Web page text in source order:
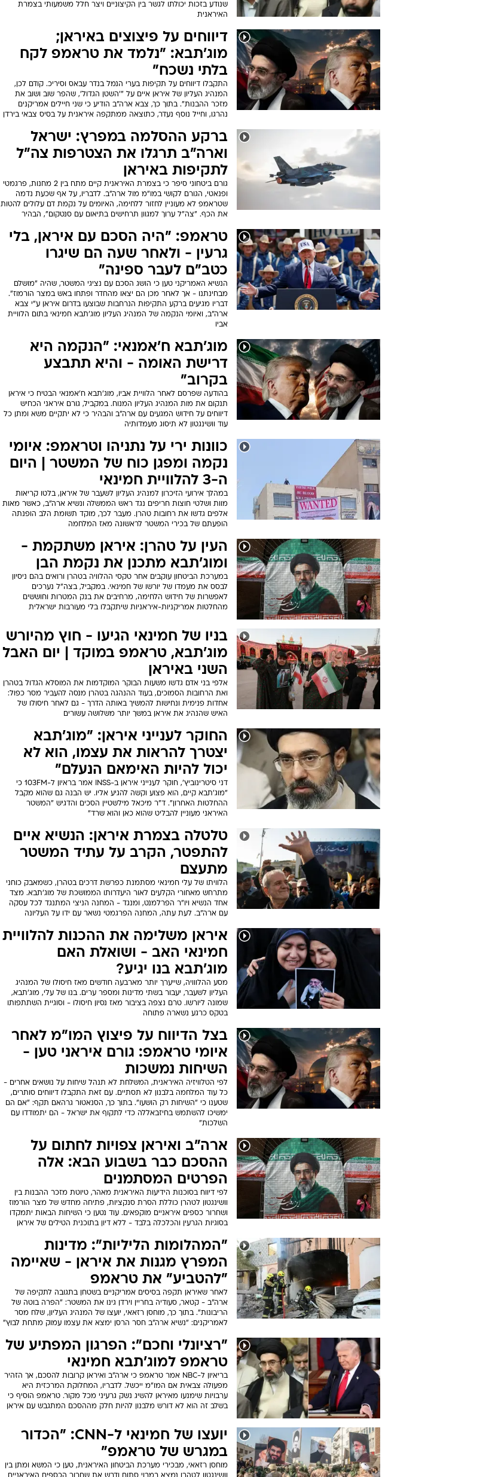
שנודע בזכות יכולתו לגשר בין הקיצוניים ויצר חלל משמעותי בצמרת
האיראנית
דיווחים על פיצוצים באיראן;
מוג'תבא: "נלמד את טראמפ לקח
בלתי נשכח"
התקבלו דיווחים על תקיפות בערי הנמל בנדר עבאס וסיריכ. קודם לכן,
המנהיג העליון של איראן איים על "'השטן הגדול', שהפר שוב ושוב את
מזכר ההבנות". בתוך כך, צבא ארה"ב הודיע כי שני חיילים אמריקנים
נהרגו, וחייל נוסף נעדר, כתוצאה ממתקפה איראנית על בסיס צבאי בירדן
ברקע ההסלמה במפרץ: ישראל
וארה"ב תרגלו את הצטרפות צה"ל
לתקיפות באיראן
גורם ביטחוני סיפר כי בצמרת האיראנית קיים מתח בין 2 מחנות, פרגמטי
ופנאטי, הגורם לקושי במו"מ מול ארה"ב. לדבריו, על אף שכעת נדמה
שטראמפ לא מעוניין לחזור ללחימה, האיומים על נקמת דם עלולים להטות
את הכף. "צה"ל ערוך למגוון תרחישים בתיאום עם סנטקום", הבהיר
טראמפ: "היה הסכם עם איראן, בלי
גרעין - ולאחר שעה הם שיגרו
כטב"ם לעבר ספינה"
הנשיא האמריקני טען כי הושג הסכם עם נציגי המשטר, שהיה "מושלם
מבחינתנו - אך לאחר מכן הם יצאו מהחדר ופתחו באש במצר הורמוז".
דבריו מגיעים ברקע התקיפות הנרחבות שבוצעו בדרום איראן ע"י צבא
ארה"ב, ואיומי הנקמה של המנהיג העליון מוג'תבא חמינאי בתום הלוויית
אביו
מוג'תבא ח'אמנאי: "הנקמה היא
דרישת האומה - והיא תתבצע
בקרוב"
בהודעה שפרסם לאחר הלוויית אביו, מוג'תבא ח'אמנאי הבטיח כי איראן
תנקום את מות המנהיג העליון המנוח. במקביל, גורם איראני הכחיש
דיווחים על חידוש המגעים עם ארה"ב והבהיר כי לא יתקיים משא ומתן כל
עוד וושינגטון לא תיסוג מעמדותיה
כוונות ירי על נתניהו וטראמפ: איומי
נקמה ומפגן כוח של המשטר | היום
ה-3 להלוויית חמינאי
במהלך אירועי הזיכרון למנהיג העליון לשעבר של איראן, בלטו קריאות
מוות ושלטי חוצות חריפים נגד ראש הממשלה ונשיא ארה"ב, כאשר מאות
אלפים גדשו את רחובות טהרן. מעבר לכך, מוקד תשומת הלב הופנתה
הופעתם של בכירי המשטר לראשונה מאז המלחמה
העין על טהרן: איראן משתקמת -
ומוג'תבא מתכנן את נקמת הבן
במערכת הביטחון עוקבים אחר טקסי ההלוויה בטהרן ורואים בהם ניסיון
לבסס את מעמדו של יורשו של חמינאי. במקביל, בצה"ל נערכים
לאפשרות של חידוש הלחימה, מרחיבים את בנק המטרות וחוששים
מהחלטות אמריקניות-איראניות שיתקבלו בלי מעורבות ישראלית
בניו של חמינאי הגיעו - חוץ מהיורש
מוג'תבא, טראמפ במוקד | יום האבל
השני באיראן
אלפי בני אדם גדשו משעות הבוקר המוקדמות את המוסלא הגדול בטהרן
ואת הרחובות הסמוכים, בעוד ההנהגה בטהרן מנסה להעביר מסר כפול:
אחדות פנימית ונחישות להמשיך באותה הדרך - גם לאחר חיסולו של
האיש שהנהיג את איראן במשך יותר משלושה עשורים
החוקר לענייני איראן: "מוג'תבא
יצטרך להראות את עצמו, הוא לא
יכול להיות האימאם הנעלם"
דני סיטרינוביץ', חוקר לענייני איראן ב-INSS אמר בראיון ל-103FM כי
"מוג'תבא קיים, הוא פצוע וקשה להגיע אליו. יש הבנה גם שהוא מקבל
ההחלטות האחרון". ד"ר מיכאל מילשטיין הסכים והדגיש "המשטר
האיראני מעוניין להבליט שהוא כאן והוא שרד"
טלטלה בצמרת איראן: הנשיא איים
להתפטר, הקרב על עתיד המשטר
מתעצם
הלוויתו של עלי חמינאי מסתמנת כפרשת דרכים בטהרן, כשמאבק כוחני
מתרחש מאחורי הקלעים לאור היעדרותו הממושכת של מוג'תבא. מצד
אחד הנשיא ויו"ר הפרלמנט, ומנגד - המחנה הניצי המתנגד לכל עסקה
עם ארה"ב. לעת עתה, המחנה הפרגמטי נשאר עם ידו על העליונה
איראן משלימה את ההכנות להלוויית
חמינאי האב - ושואלת האם
מוג'תבא בנו יגיע?
מסע ההלווויה, שייערך יותר מארבעה חודשים מאז חיסולו של המנהיג
העליון לשעבר, יעבור בשתי מדינות ומספר ערים. בנו של עלי, מוג'תבא,
שמונה ליורשו. טרם נצפה בציבור מאז נסיון חיסולו - וסוגיית השתתפותו
בטקס כרגע נשארה פתוחה
בצל הדיווח על פיצוץ המו"מ לאחר
איומי טראמפ: גורם איראני טען -
השיחות נמשכות
לפי הטלוויזיה האיראנית, המשלחת לא תנהל שיחות על נושאים אחרים -
כל עוד המלחמה בלבנון לא תסתיים. עם זאת התקבלו דיווחים סותרים,
שטענו כי "השיחות רק הושעו". בתוך כך, הסנאטור גרהאם תקף: "אם הם
ימשיכו להשתמש בחיזבאללה כדי לתקוף את ישראל - הם יתמודדו עם
השלכות"
ארה"ב ואיראן צפויות לחתום על
ההסכם כבר בשבוע הבא: אלה
הפרטים המסתמנים
לפי דיווח בסוכנות הידיעות האיראנית מאהר, טיוטת מזכר ההבנות בין
וושינגטון לטהרן כוללת הסרת סנקציות, פתיחה מחדש של מצר הורמוז
ושחרור כספים איראניים מוקפאים. עוד נטען כי השיחות הבאות יתמקדו
בסוגיות הגרעין והכלכלה בלבד - ללא דיון בתוכנית הטילים של איראן
"המהלומות הליליות": מדינות
המפרץ מגנות את איראן - שאיימה
"להטביע" את טראמפ
לאחר שאיראן תקפה בסיסים אמריקניים בשטחן בתגובה לתקיפה של
ארה"ב - קטאר, סעודיה בחריין וירדן גינו את המשטר: "הפרה בוטה של
הריבונות". בתוך כך, מוחסן רזאאי, יועצו של המנהיג העליון, שלח מסר
לאמריקנים: "נשיא ארה"ב חסר הרסן ימצא את עצמו עמוק מתחת לבוץ"
"רציונלי וחכם": הפרגון המפתיע של
טראמפ למוג'תבא חמינאי
בריאיון ל-NBC אמר טראמפ כי ארה"ב ואיראן קרובות להסכם, אך הזהיר
מפעולה צבאית אם המו"מ ייכשל. לדבריו, המחלוקת המרכזית היא
ערבויות שימנעו מאיראן להשיג נשק גרעיני מכל מקור. טראמפ הוסיף כי
בשלב זה הוא לא דורש מלבנון להיות חלק מההסכם המתגבש עם איראן
יועצו של חמינאי ל-CNN: "הכדור
במגרש של טראמפ"
מוחסן רזאאי, מבכירי מערכת הביטחון האיראנית, טען כי המשא ומתן בין